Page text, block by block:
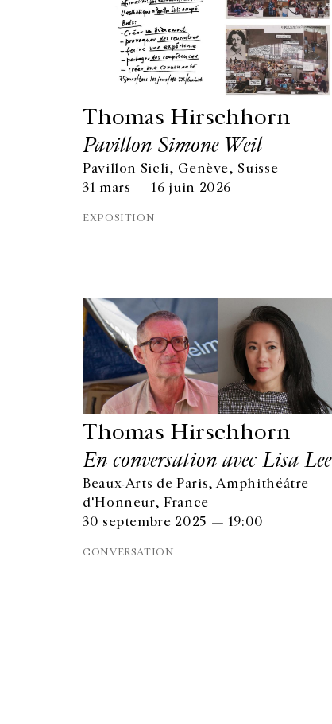
Thomas Hirschhorn
Pavillon Simone Weil
Pavillon Sicli, Genève, Suisse
31 mars — 16 juin 2026
EXPOSITION
Thomas Hirschhorn
En conversation avec Lisa Lee
Beaux-Arts de Paris, Amphithéâtre
d'Honneur, France
30 septembre 2025 — 19:00
CONVERSATION